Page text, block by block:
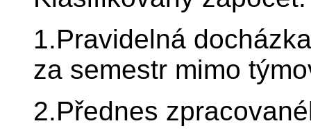
1.Pravidelná
za semestr mimo
2.Přednes